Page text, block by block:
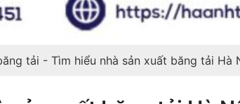
tải - Tìm hiểu nhà sản xuất băng tải Hà